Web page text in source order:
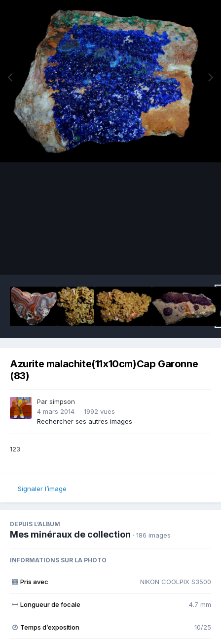
Azurite malachite(11x10cm)Cap Garonne
(83)
Par simpson
4 mars 2014
1992 vues
Rechercher ses autres images
123
Signaler l’image
DEPUIS L’ALBUM
Mes minéraux de collection · 186 images
INFORMATIONS SUR LA PHOTO
Pris avec NIKON COOLPIX S3500
Longueur de focale 4.7 mm
Temps d’exposition 10/25